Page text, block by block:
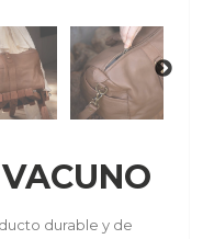
durable y de